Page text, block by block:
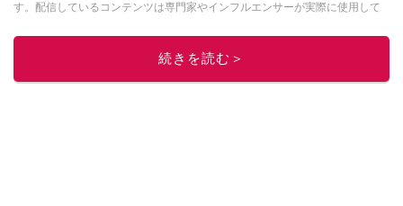
す。配信しているコンテンツは専門家やインフルエンサーが実際に使用して
ニュースでフォロー
続きを読む＞